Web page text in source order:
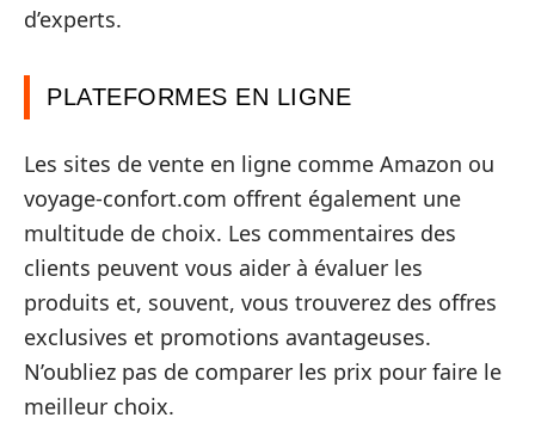
d’experts.
PLATEFORMES EN LIGNE
Les sites de vente en ligne comme Amazon ou
voyage-confort.com offrent également une
multitude de choix. Les commentaires des
clients peuvent vous aider à évaluer les
produits et, souvent, vous trouverez des offres
exclusives et promotions avantageuses.
N’oubliez pas de comparer les prix pour faire le
meilleur choix.